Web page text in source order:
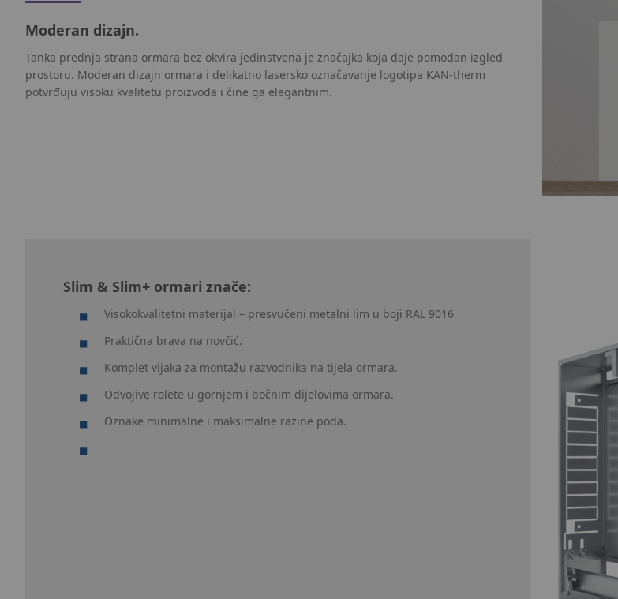
Moderan dizajn.
Tanka prednja strana ormara bez okvira jedinstvena je značajka koja daje pomodan izgled
prostoru. Moderan dizajn ormara i delikatno lasersko označavanje logotipa KAN-therm
potvrđuju visoku kvalitetu proizvoda i čine ga elegantnim.
Slim & Slim+ ormari znače:
Visokokvalitetni materijal – presvučeni metalni lim u boji RAL 9016
Praktična brava na novčić.
Komplet vijaka za montažu razvodnika na tijela ormara.
Odvojive rolete u gornjem i bočnim dijelovima ormara.
Oznake minimalne i maksimalne razine poda.